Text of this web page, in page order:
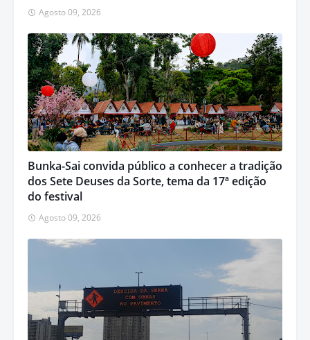
Agosto 09, 2026
Bunka-Sai convida público a conhecer a tradição
dos Sete Deuses da Sorte, tema da 17ª edição
do festival
Agosto 09, 2026